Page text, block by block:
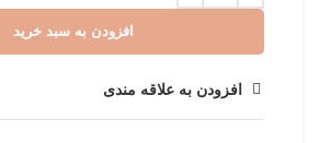
افزودن به سبد خرید
افزودن به علاقه مندی